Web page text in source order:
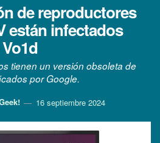
de reproductores
están infectados
tienen un versión obsoleta de
por Google.
16 septiembre 2024